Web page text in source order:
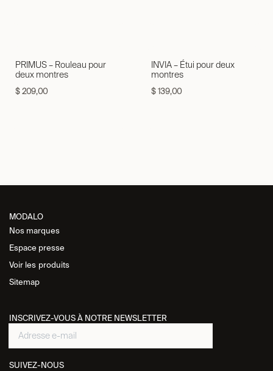
PRIMUS – Rouleau pour
deux montres
$209,00
INVIA – Étui pour deux
montres
$139,00
MODALO
Nos marques
Espace presse
Voir les produits
Sitemap
INSCRIVEZ-VOUS À NOTRE NEWSLETTER
SUIVEZ-NOUS